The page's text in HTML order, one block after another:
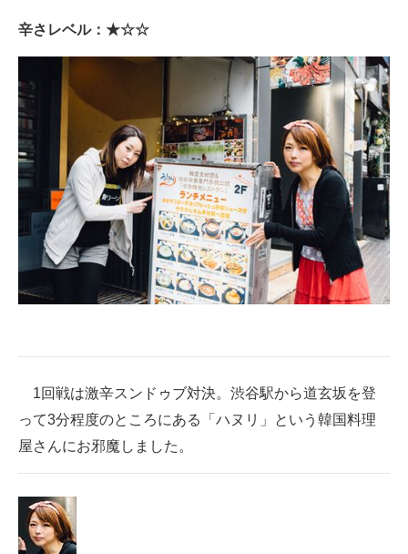
辛さレベル：★☆☆
1回戦は激辛スンドゥブ対決。渋谷駅から道玄坂を登
って3分程度のところにある「ハヌリ」という韓国料理
屋さんにお邪魔しました。